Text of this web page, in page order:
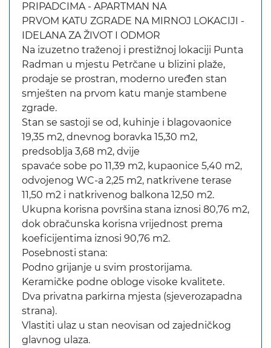
PRIPADCIMA - APARTMAN NA
PRVOM KATU ZGRADE NA MIRNOJ LOKACIJI -
IDELANA ZA ŽIVOT I ODMOR
Na izuzetno traženoj i prestižnoj lokaciji Punta
Radman u mjestu Petrčane u blizini plaže,
prodaje se prostran, moderno uređen stan
smješten na prvom katu manje stambene
zgrade.
Stan se sastoji se od, kuhinje i blagovaonice
19,35 m2, dnevnog boravka 15,30 m2,
predsoblja 3,68 m2, dvije
spavaće sobe po 11,39 m2, kupaonice 5,40 m2,
odvojenog WC-a 2,25 m2, natkrivene terase
11,50 m2 i natkrivenog balkona 12,50 m2.
Ukupna korisna površina stana iznosi 80,76 m2,
dok obračunska korisna vrijednost prema
koeficijentima iznosi 90,76 m2.
Posebnosti stana:
Podno grijanje u svim prostorijama.
Keramičke podne obloge visoke kvalitete.
Dva privatna parkirna mjesta (sjeverozapadna
strana).
Vlastiti ulaz u stan neovisan od zajedničkog
glavnog ulaza.